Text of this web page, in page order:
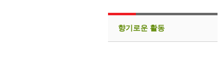
향기로운 활동